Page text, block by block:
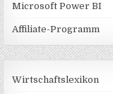
Microsoft Power BI
Affiliate-Programm
Wirtschaftslexikon